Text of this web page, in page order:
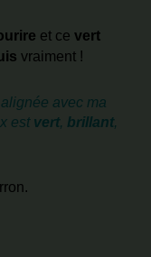
et ce vert
vraiment !
avec ma
est vert, brillant,